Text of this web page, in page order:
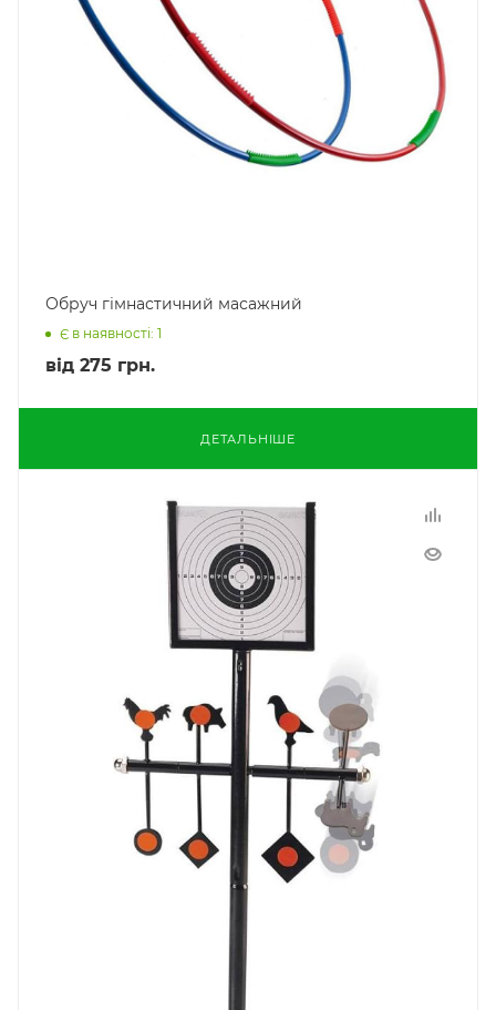
Обруч гімнастичний масажний
Є в наявності: 1
від 275 грн.
ДЕТАЛЬНІШЕ